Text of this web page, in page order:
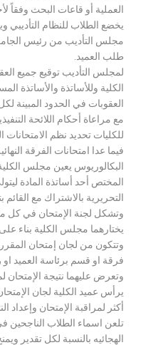
العملية أو قاعات البحث وفقاً
يخضع الطلاب للنظام التأديبي
مجلس التأديب من رئيس
طلب العميد.
لمجلس التأديب توقيع جميع
الكلية وللأساتذة والأساتذة
العقوبات في الحدود المبينة
مع مراعاة أحكام اللائحة
للكليات تحديد نظم الامتحانات
فيما عدا امتحانات الفرقة
البكالوريوس يعين مجلس
المختص أحد أساتذة المادة
التحريرية بالاشتراك مع القائم
وتشكل لجنة الإمتحان في كل
يختارهما مجلس الكلية بناء
وتتكون من لجان إمتحان
فرقة او قسم برئاسة العميد
وتعرض عليهما نتيجة الإمتحان
يرأس عميد الكلية لجان
أكثر لمراقبة الإمتحان وإعداد
تلعن اسماء الطلاب الناجحين
الهجائيه بالنسبة لكل تقدير